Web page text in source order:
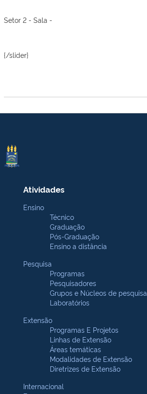
Setor 2 - Sala -
{/slider}
Atividades
Ensino
Técnico
Graduação
Pós-Graduação
Ensino a distância
Pesquisa
Programas
Pesquisadores
Grupos e Núcleos de pesquisa
Laboratórios
Extensão
Programas E Projetos
Linhas de Extensão
Áreas temáticas
Modalidades de Extensão
Diretrizes de Extensão
Internacional